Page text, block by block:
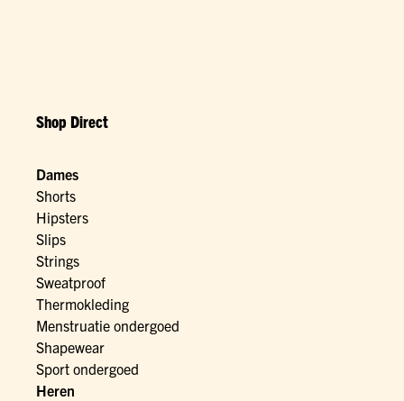
Shop Direct
Dames
Shorts
Hipsters
Slips
Strings
Sweatproof
Thermokleding
Menstruatie ondergoed
Shapewear
Sport ondergoed
Heren